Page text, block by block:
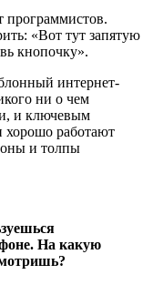
программистов.
«Вот тут запятую
кнопочку».
интернет-
ни о чем
и ключевым
хорошо работают
и толпы
На какую